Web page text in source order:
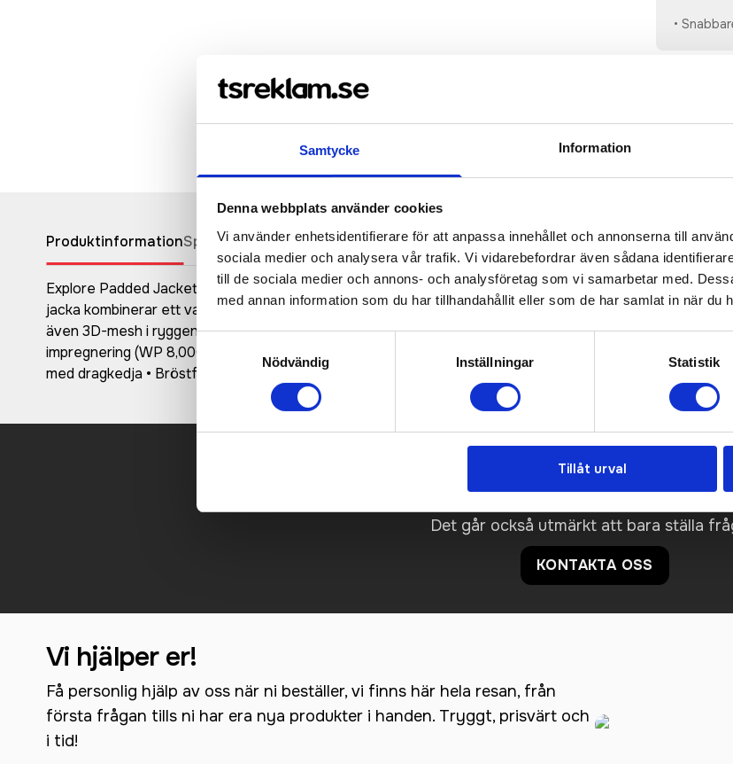
Samtycke Information
Denna webbplats använder cookies
Vi använder enhetsidentifierare för att anpassa innehållet och annonserna till
sociala medier och analysera vår trafik. Vi vidarebefordrar även sådana
till de sociala medier och annons- och analysföretag som vi samarbetar med.
med annan information som du har tillhandahållit eller som de har samlat in när du
Samtyckesval
Nödvändig
Inställningar Statistik
Tillåt urval
•
• Du
ProduktinformationSpecifikationerPristabellRecensioner (954st)
Explore Padded Jacket är en varm, vindtät och vattenavvisande jacka som ger bra värmeisolering och
jacka kombinerar ett vattenavvisande yttermaterial och ett högpresterande PrimaLoft-foder för
även 3D-mesh i ryggen för effektiv ventilation, justerbar huva och flera praktiska fickor inklusive
impregnering (WP 8,000/MVP 8,000) • PrimaLoft-foder av 100% återvunnen polyester • 3D-mesh i
med dragkedja • Bröstficka med dragkedja • Liftkortsficka • Två stora meshfickor på insidan för karta,
Prisuppgift på mailen?
Det går också utmärkt att bara ställa
KONTAKTA OSS
Vi hjälper er!
Få personlig hjälp av oss när ni beställer, vi finns här hela resan, från
första frågan tills ni har era nya produkter i handen. Tryggt, prisvärt och
i tid!